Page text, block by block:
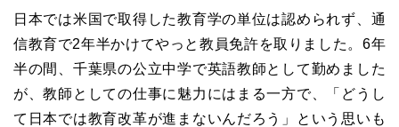
日本では米国で取得した教育学の単位は認められず、通
信教育で2年半かけてやっと教員免許を取りました。6年
半の間、千葉県の公立中学で英語教師として勤めました
が、教師としての仕事に魅力にはまる一方で、「どうし
て日本では教育改革が進まないんだろう」という思いも